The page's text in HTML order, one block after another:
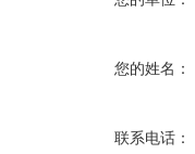
您的姓名：
联系电话：